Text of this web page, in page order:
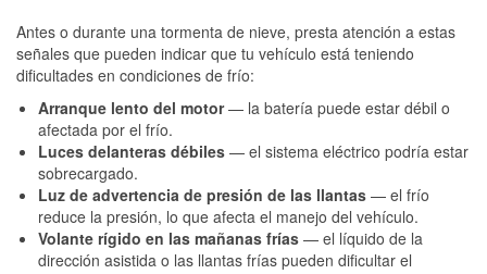
Antes o durante una tormenta de nieve, presta atención a estas
señales que pueden indicar que tu vehículo está teniendo
dificultades en condiciones de frío:
Arranque lento del motor— la batería puede estar débil o
afectada por el frío.
Luces delanteras débiles — el sistema eléctrico podría estar
sobrecargado.
Luz de advertencia de presión de las llantas — el frío
reduce la presión, lo que afecta el manejo del vehículo.
Volante rígido en las mañanas frías — el líquido de la
dirección asistida o las llantas frías pueden dificultar el